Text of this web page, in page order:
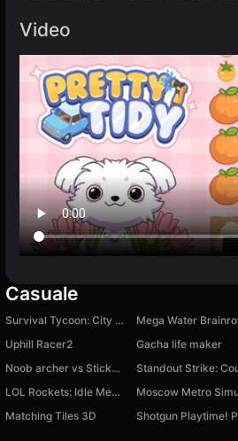
Video
Casuale
Survival Tycoon: City of Zombie
Uphill Racer2
Gacha life maker
Noob archer vs Stickman Zombie: zombie shooter
LOL Rockets: Idle Meme RPG Clicker
Matching Tiles 3D